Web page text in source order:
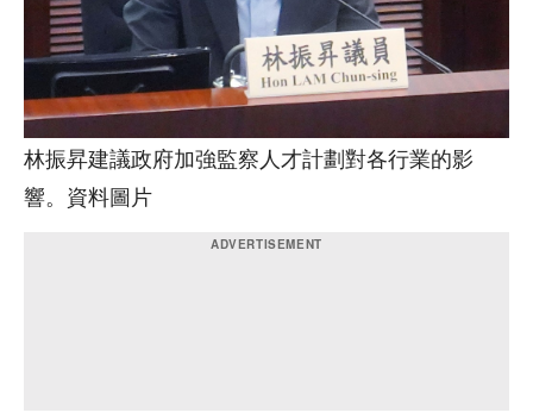
林振昇建議政府加強監察人才計劃對各行業的影
響。資料圖片